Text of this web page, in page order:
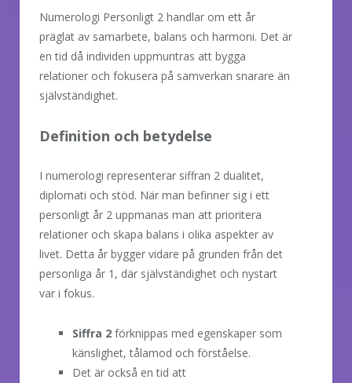
Numerologi Personligt 2 handlar om ett år
präglat av samarbete, balans och harmoni. Det är
en tid då individen uppmuntras att bygga
relationer och fokusera på samverkan snarare än
självständighet.
Definition och betydelse
I numerologi representerar siffran 2 dualitet,
diplomati och stöd. När man befinner sig i ett
personligt år 2 uppmanas man att prioritera
relationer och skapa balans i olika aspekter av
livet. Detta år bygger vidare på grunden från det
personliga år 1, där självständighet och nystart
var i fokus.
Siffra 2 förknippas med egenskaper som
känslighet, tålamod och förståelse.
Det är också en tid att